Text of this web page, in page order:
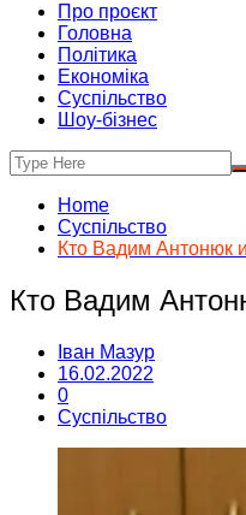
Про проєкт
Головна
Політика
Економіка
Суспільство
Шоу-бізнес
Home
Суспільство
Кто Вадим Антонюк
Кто Вадим
Іван Мазур
16.02.2022
0
Суспільство